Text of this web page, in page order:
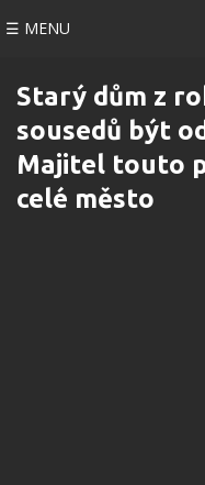
☰ MENU
Starý dům z
sousedů být
Majitel touto
celé město